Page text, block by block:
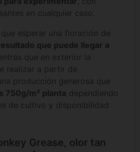
en cualquier caso.
esperar una floración de
que puede llegar a
que en exterior la
realizar a partir de
producción generosa que
750g/m² planta dependiendo
de cultivo y disponibilidad
Grease, olor tan